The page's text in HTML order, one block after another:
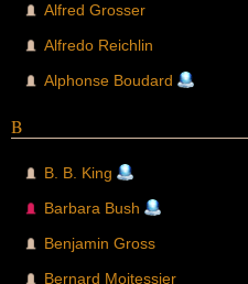
Alfred Grosser
Alfredo Reichlin
Alphonse Boudard
B
B. B. King
Barbara Bush
Benjamin Gross
Bernard Moitessier